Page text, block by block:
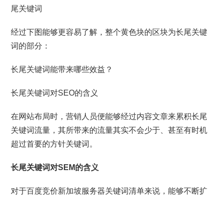
尾关键词
经过下图能够更容易了解，整个黄色块的区块为长尾关键
词的部分：
长尾关键词能带来哪些效益？
长尾关键词对SEO的含义
在网站布局时，营销人员便能够经过内容文章来累积长尾
关键词流量，其所带来的流量其实不会少于、甚至有时机
超过首要的方针关键词。
长尾关键词对SEM的含义
对于百度竞价新加坡服务器关键词清单来说，能够不断扩